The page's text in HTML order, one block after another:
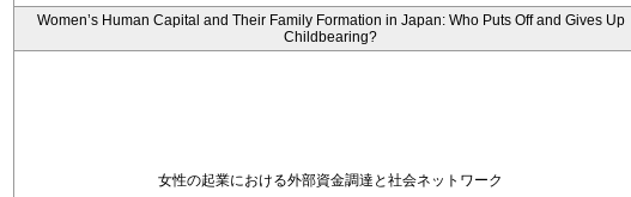
Women’s Human Capital and Their Family Formation in Japan: Who Puts Off and Gives Up
Childbearing?
女性の起業における外部資金調達と社会ネットワーク